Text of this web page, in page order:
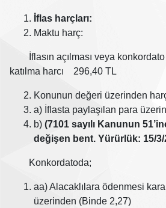
İflas harçları:
Maktu harç:
İflasın açılması veya konkordato
katılma harcı 296,40 TL
Konunun değeri üzerinden
a) İflasta paylaşılan para
b) (7101 sayılı Kanunun
değişen bent. Yürürlük: 15/3/
Konkordatoda;
aa) Alacaklılara ödenmesi
üzerinden (Binde 2,27)